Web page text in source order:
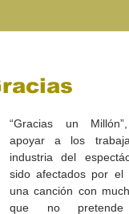
“Gracias un
apoyar a los
industria del
sido afectados por el
una canción con
que no
amor
"Me llamo
realista y
puesta en